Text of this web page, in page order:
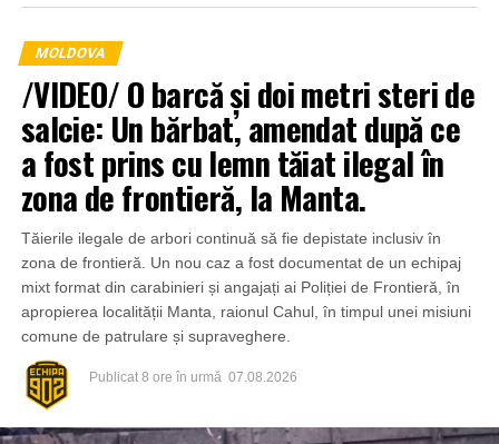
MOLDOVA
/VIDEO/ O barcă și doi metri steri de
salcie: Un bărbat, amendat după ce
a fost prins cu lemn tăiat ilegal în
zona de frontieră, la Manta.
Tăierile ilegale de arbori continuă să fie depistate inclusiv în
zona de frontieră. Un nou caz a fost documentat de un echipaj
mixt format din carabinieri și angajați ai Poliției de Frontieră, în
apropierea localității Manta, raionul Cahul, în timpul unei misiuni
comune de patrulare și supraveghere.
Publicat 8 ore în urmă 07.08.2026